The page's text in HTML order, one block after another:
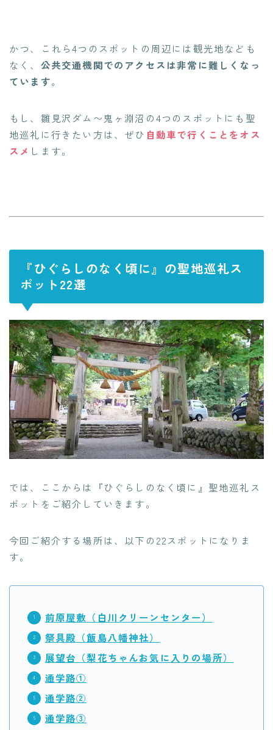
かつ、これら4つのスポットの周辺には観光地なども
なく、 公共交通機関でのアクセスは非常に難しくなっ
ています。
もし、雛見沢ダム〜鬼ヶ淵沼の4つのスポットにも聖
地巡礼に行きたい方は、ぜひ 自動車で行くことをオス
スメ します。
『ひぐらしのなく頃に』の聖地巡礼ス
ポット22選
では、ここからは『ひぐらしのなく頃に』聖地巡礼ス
ポットをご紹介していきます。
今回ご紹介する場所は、以下の22スポットになりま
す。
前原屋敷（白川クリーンセンター）
祭具殿（飯島八幡神社）
展望台（梨花ちゃんお気に入りの場所）
通学路①
通学路②
通学路③